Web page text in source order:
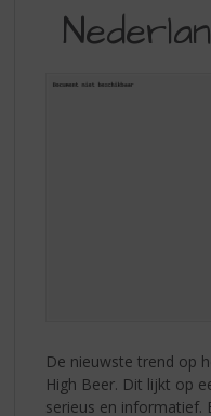
IN
HIGH
De nieuwste trend op
High Beer. Dit lijkt op
serieus en informatief.